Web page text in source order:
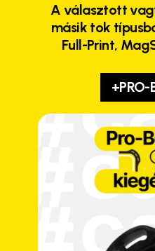
A választott
másik tok
Full-Print,
+PRO-